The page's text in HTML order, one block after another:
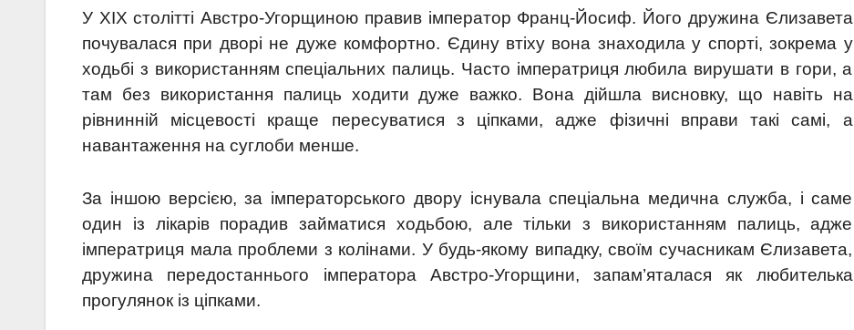
У ХІХ столітті Австро-Угорщиною правив імператор Франц-Йосиф. Його дружина Єлизавета
почувалася при дворі не дуже комфортно. Єдину втіху вона знаходила у спорті, зокрема у
ходьбі з використанням спеціальних палиць. Часто імператриця любила вирушати в гори, а
там без використання палиць ходити дуже важко. Вона дійшла висновку, що навіть на
рівнинній місцевості краще пересуватися з ціпками, адже фізичні вправи такі самі, а
навантаження на суглоби менше.
За іншою версією, за імператорського двору існувала спеціальна медична служба, і саме
один із лікарів порадив займатися ходьбою, але тільки з використанням палиць, адже
імператриця мала проблеми з колінами. У будь-якому випадку, своїм сучасникам Єлизавета,
дружина передостаннього імператора Австро-Угорщини, запам’яталася як любителька
прогулянок із ціпками.